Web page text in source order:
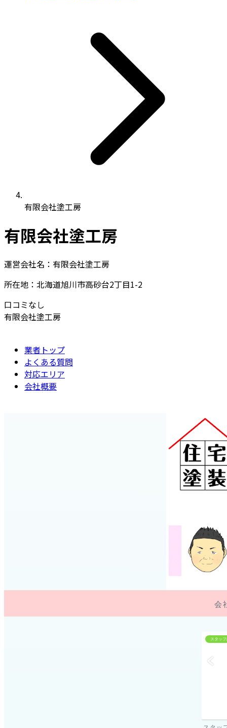
有限会社塗工房
有限会社塗工房
運営会社名：有限会社塗工房
所在地：北海道旭川市高砂台2丁目1-2
口コミなし
有限会社塗工房
業者トップ
よくある質問
対応エリア
会社概要